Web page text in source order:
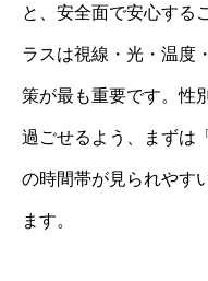
と、安全面で安心する
ラスは視線・光・温度
策が最も重要です。性
過ごせるよう、まずは
の時間帯が見られやす
ます。